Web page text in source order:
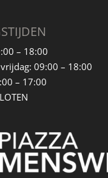
:00 – 18:00
: 09:00 – 18:00
– 17:00